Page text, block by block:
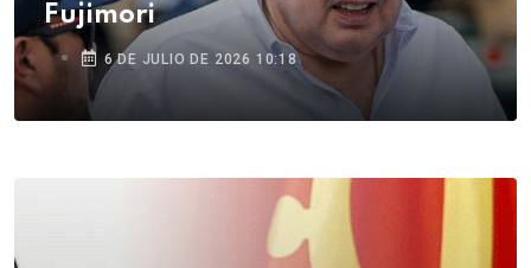
Fujimori
6 DE JULIO DE 2026 10:18